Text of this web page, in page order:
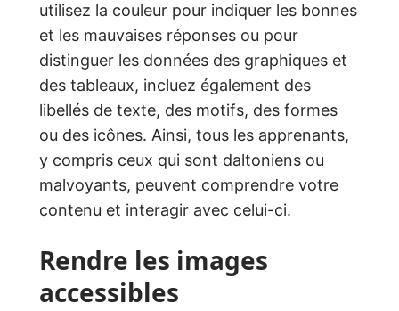
utilisez la couleur pour indiquer les bonnes
et les mauvaises réponses ou pour
distinguer les données des graphiques et
des tableaux, incluez également des
libellés de texte, des motifs, des formes
ou des icônes. Ainsi, tous les apprenants,
y compris ceux qui sont daltoniens ou
malvoyants, peuvent comprendre votre
contenu et interagir avec celui-ci.
Rendre les images
accessibles